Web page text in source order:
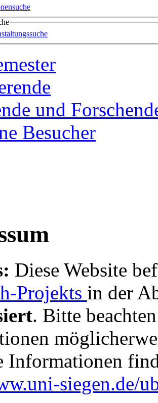
und
Besucher
Diese Website
Projekts in der
. Bitte
siegen.de/